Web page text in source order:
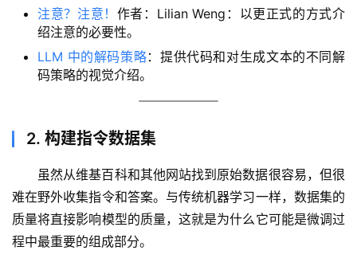
注意？注意！ 作者：Lilian Weng：以更正式的方式介
绍注意的必要性。
LLM 中的解码策略：提供代码和对生成文本的不同解
码策略的视觉介绍。
2. 构建指令数据集
虽然从维基百科和其他网站找到原始数据很容易，但很
难在野外收集指令和答案。与传统机器学习一样，数据集的
质量将直接影响模型的质量，这就是为什么它可能是微调过
程中最重要的组成部分。